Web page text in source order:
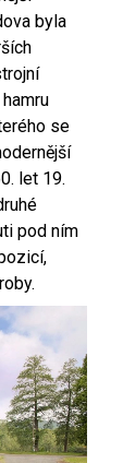
byla
se
let 19.
pod ním